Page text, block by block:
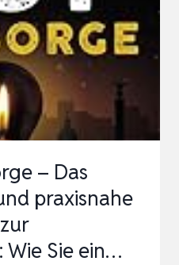
– Das
praxisnahe
Wie Sie ein…